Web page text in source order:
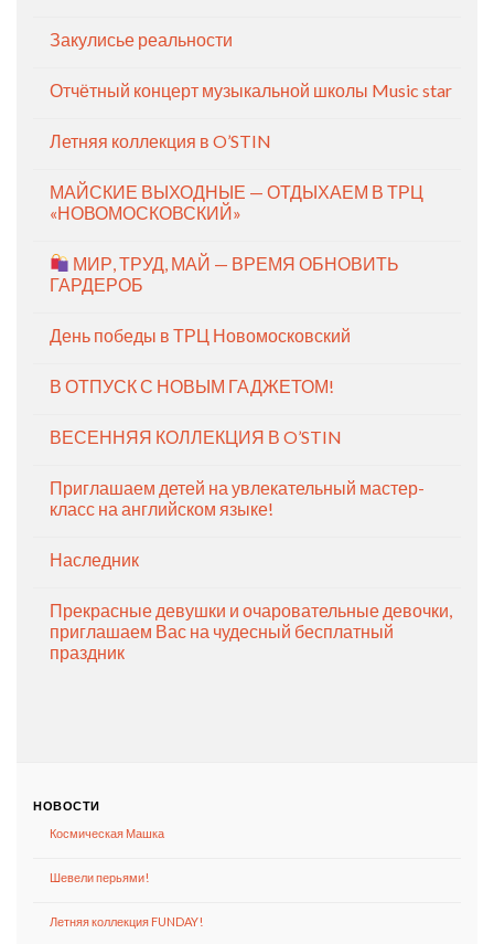
Закулисье реальности
Отчётный концерт музыкальной школы Music star
Летняя коллекция в O’STIN
МАЙСКИЕ ВЫХОДНЫЕ — ОТДЫХАЕМ В ТРЦ
«НОВОМОСКОВСКИЙ»
МИР, ТРУД, МАЙ — ВРЕМЯ ОБНОВИТЬ
ГАРДЕРОБ
День победы в ТРЦ Новомосковский
В ОТПУСК С НОВЫМ ГАДЖЕТОМ!
ВЕСЕННЯЯ КОЛЛЕКЦИЯ В O’STIN
Приглашаем детей на увлекательный мастер-
класс на английском языке!
Наследник
Прекрасные девушки и очаровательные девочки,
приглашаем Вас на чудесный бесплатный
праздник
НОВОСТИ
Космическая Машка
Шевели перьями!
Летняя коллекция FUNDAY!